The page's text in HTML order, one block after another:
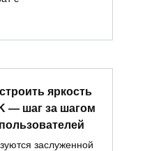
яркость
— шаг за шагом
заслуженной